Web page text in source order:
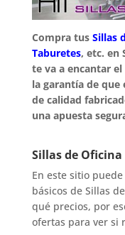
Compra tus Sillas
Taburetes, etc. en
te va a encantar
la garantía de
de calidad
una apuesta
Sillas de Oficina
En este sitio
básicos de Sillas
qué precios, por
ofertas para ver si